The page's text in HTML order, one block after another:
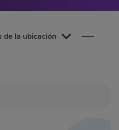
de la ubicación